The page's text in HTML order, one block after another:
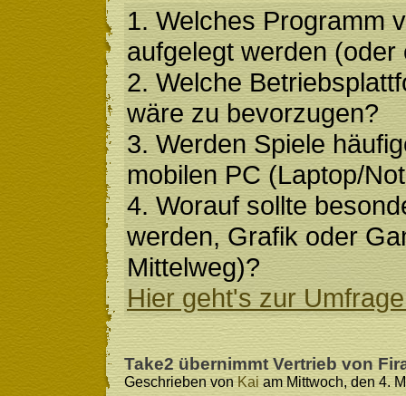
1. Welches Programm
aufgelegt werden
2. Welche
wäre zu bevorzugen?
3. Werden Spiele
mobilen PC (Laptop/
4. Worauf sollte
werden, Grafik oder
Mittelweg)?
Hier geht's zur
Take2 übernimmt Vertrieb von
Geschrieben vonKai am Mittwoch, den 4.